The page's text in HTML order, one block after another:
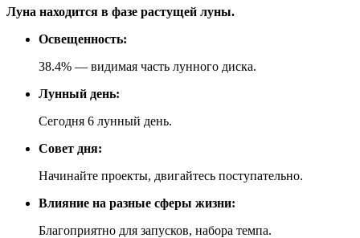
Луна находится в фазе растущей луны.
Освещенность:
38.4% — видимая часть лунного диска.
Лунный день:
Сегодня 6 лунный день.
Совет дня:
Начинайте проекты, двигайтесь поступательно.
Влияние на разные сферы жизни:
Благоприятно для запусков, набора темпа.